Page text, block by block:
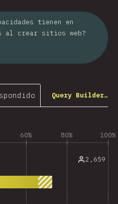
tienen en
al crear sitios web?
Query Builder…
60% 80% 100%
2,659